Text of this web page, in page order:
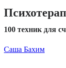
100 техник для
Саша Бахим